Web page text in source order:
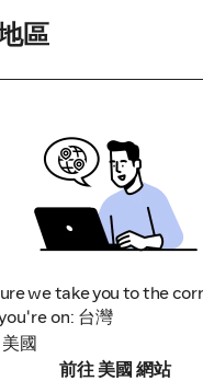
促銷和活動頁面的條款
商家時因為應用程式
區
we take you to the
on: 台灣
國
前往 美國 網站